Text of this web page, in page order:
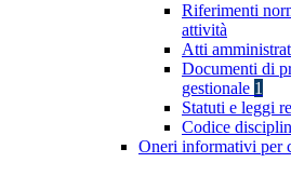
Riferimenti
attività
Atti
Documenti di
gestionale 1
Statuti e leggi
Codice
Oneri informativi per